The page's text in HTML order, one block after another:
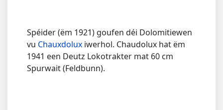
Spéider (ëm 1921) goufen déi Dolomitiewen
vu Chauxdolux iwerhol. Chaudolux hat ëm
1941 een Deutz Lokotrakter mat 60 cm
Spurwait (Feldbunn).